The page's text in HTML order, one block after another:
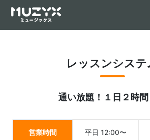
レッスンシステ
通い放題！１日２時
営業時間
平日 12:00〜